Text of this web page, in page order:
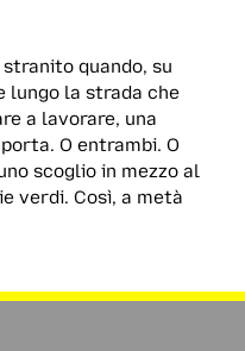
quando, su
lungo la strada che
a lavorare, una
O entrambi. O
scoglio in mezzo al
verdi. Così, a metà